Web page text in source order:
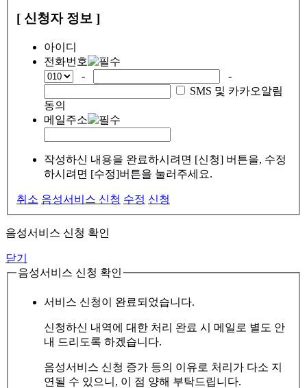
[ 신청자 정보 ]
아이디
전화번호
-
-
SMS 및 카카오알림
동의
메일주소
작성하신 내용을 완료하시려면 [신청] 버튼을, 수정
하시려면 [수정]버튼을 눌러주세요.
취소 음성서비스 신청 수정 신청
음성서비스 신청 확인
닫기
음성서비스 신청 확인
서비스 신청이 완료되었습니다.
신청하신 내역에 대한 처리 완료 시 메일로 별도 안
내 드리도록 하겠습니다.
음성서비스 신청 증가 등의 이유로 처리가 다소 지
연될 수 있으니, 이 점 양해 부탁드립니다.